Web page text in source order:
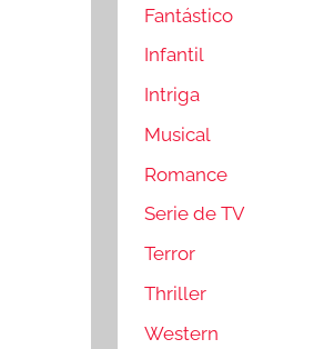
Fantástico
Infantil
Intriga
Musical
Romance
Serie de TV
Terror
Thriller
Western